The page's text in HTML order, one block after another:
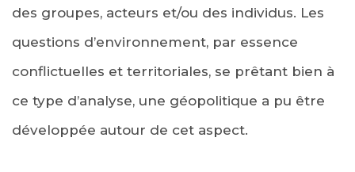
des groupes, acteurs et/ou des individus. Les
questions d’environnement, par essence
conflictuelles et territoriales, se prêtant bien à
ce type d’analyse, une géopolitique a pu être
développée autour de cet aspect.